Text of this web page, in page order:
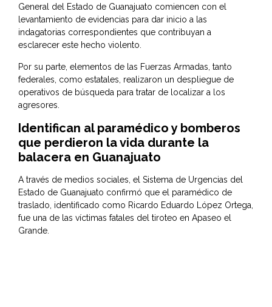
General del Estado de Guanajuato comiencen con el
levantamiento de evidencias para dar inicio a las
indagatorias correspondientes que contribuyan a
esclarecer este hecho violento.
Por su parte, elementos de las Fuerzas Armadas, tanto
federales, como estatales, realizaron un despliegue de
operativos de búsqueda para tratar de localizar a los
agresores.
Identifican al paramédico y bomberos
que perdieron la vida durante la
balacera en Guanajuato
A través de medios sociales, el Sistema de Urgencias del
Estado de Guanajuato confirmó que el paramédico de
traslado, identificado como Ricardo Eduardo López Ortega,
fue una de las víctimas fatales del tiroteo en Apaseo el
Grande.